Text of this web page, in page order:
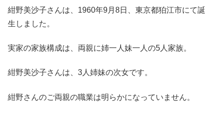
紺野美沙子さんは、1960年9月8日、東京都狛江市にて誕
生しました。
実家の家族構成は、両親に姉一人妹一人の5人家族。
紺野美沙子さんは、3人姉妹の次女です。
紺野さんのご両親の職業は明らかになっていません。